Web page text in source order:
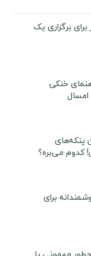
برگزاری یک
خنکی
پنکه‌های
کدوم می‌بره؟
برای